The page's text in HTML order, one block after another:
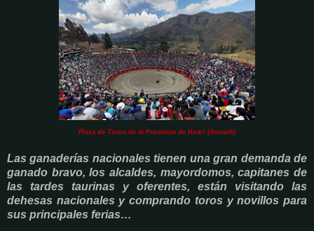
Plaza de Toros de la Provincia de Huari (Ancash)
Las ganaderías nacionales tienen una gran demanda de
ganado bravo, los alcaldes, mayordomos, capitanes de
las tardes taurinas y oferentes, están visitando las
dehesas nacionales y comprando toros y novillos para
sus principales ferias…